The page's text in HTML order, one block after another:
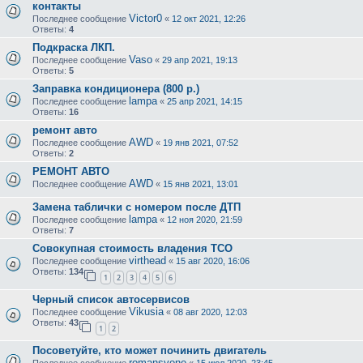
контакты
Последнее сообщение Victor0 « 12 окт 2021, 12:26
Ответы: 4
Подкраска ЛКП.
Последнее сообщение Vaso « 29 апр 2021, 19:13
Ответы: 5
Заправка кондиционера (800 р.)
Последнее сообщение lampa« 25 апр 2021, 14:15
Ответы: 16
ремонт авто
Последнее сообщение AWD « 19 янв 2021, 07:52
Ответы: 2
РЕМОНТ АВТО
Последнее сообщение AWD « 15 янв 2021, 13:01
Замена таблички с номером после ДТП
Последнее сообщение lampa« 12 ноя 2020, 21:59
Ответы: 7
Совокупная стоимость владения TCO
Последнее сообщение virthead « 15 авг 2020, 16:06
Ответы: 134
1 2 3 4 5 6
Черный список автосервисов
Последнее сообщение Vikusia « 08 авг 2020, 12:03
Ответы: 43
1 2
Посоветуйте, кто может починить двигатель